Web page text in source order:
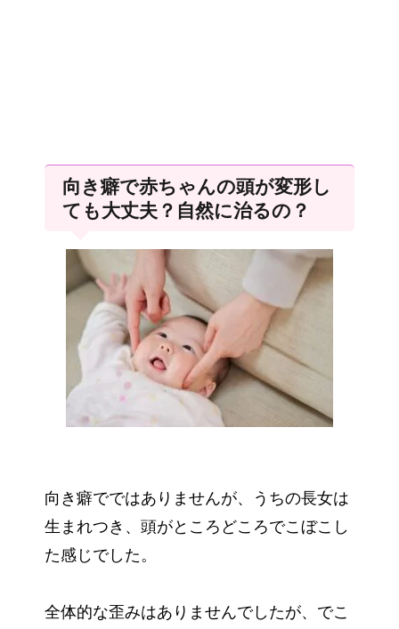
向き癖で赤ちゃんの頭が変形し
ても大丈夫？自然に治るの？
向き癖でではありませんが、うちの長女は
生まれつき、頭がところどころでこぼこし
た感じでした。
全体的な歪みはありませんでしたが、でこ